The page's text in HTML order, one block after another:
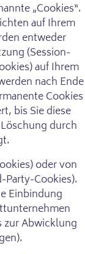
„Cookies“.
auf Ihrem
entweder
(Session-
auf Ihrem
nach Ende
Cookies
bis Sie diese
durch
oder von
Cookies).
Einbindung
zur Abwicklung